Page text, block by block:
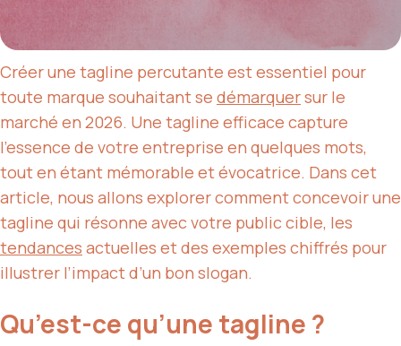
Créer une tagline percutante est essentiel pour
toute marque souhaitant se démarquersur le
marché en 2026. Une tagline efficace capture
l’essence de votre entreprise en quelques mots,
tout en étant mémorable et évocatrice. Dans cet
article, nous allons explorer comment concevoir une
tagline qui résonne avec votre public cible, les
tendances actuelles et des exemples chiffrés pour
illustrer l’impact d’un bon slogan.
Qu’est-ce qu’une tagline ?